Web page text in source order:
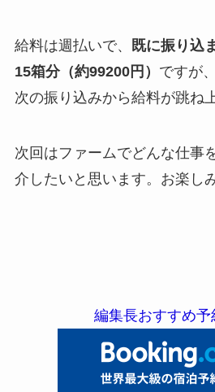
給料は週払いで、
既に振り込
15箱分（約99200円） ですが
次の振り込みから給料が跳ね
次回はファームでどんな仕事
介したいと思います。お楽し
編集長おすすめ予